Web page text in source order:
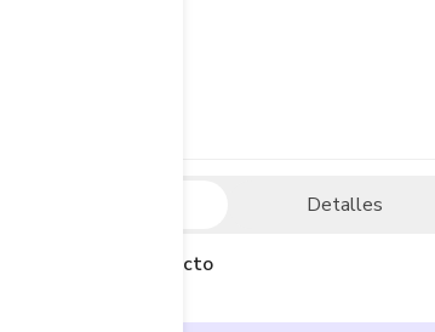
Detalles
Descripción del producto